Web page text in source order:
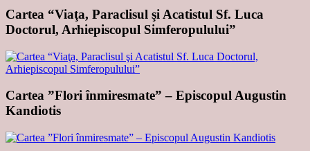
Cartea “Viaţa, Paraclisul şi Acatistul Sf. Luca
Doctorul, Arhiepiscopul Simferopulului”
Cartea ”Flori înmiresmate” – Episcopul Augustin
Kandiotis